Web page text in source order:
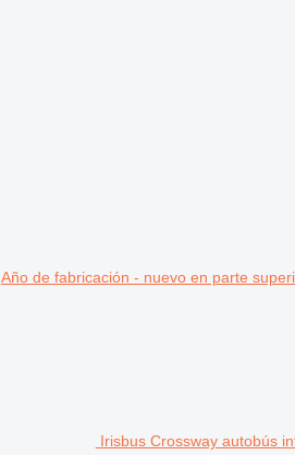
Año de fabricación - nuevo en parte
Irisbus Crossway autobús